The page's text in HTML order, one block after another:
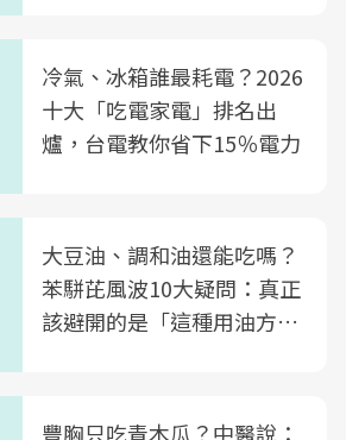
冷氣、冰箱誰最耗電？2026
十大「吃電家電」排名出
爐，台電教你省下15％電力
大豆油、調和油還能吃嗎？
苯駢芘風波10大疑問：真正
該避開的是「這種用油方
豐胸只吃青木瓜？中醫說：